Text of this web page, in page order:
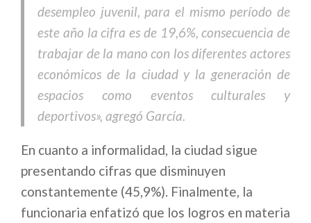
desempleo juvenil, para el mismo período de
este año la cifra es de 19,6%, consecuencia de
trabajar de la mano con los diferentes actores
económicos de la ciudad y la generación de
espacios como eventos culturales y
deportivos», agregó García.
En cuanto a informalidad, la ciudad sigue
presentando cifras que disminuyen
constantemente (45,9%). Finalmente, la
funcionaria enfatizó que los logros en materia